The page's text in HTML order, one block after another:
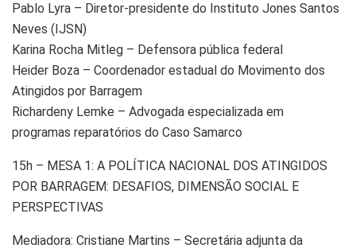
Pablo Lyra – Diretor-presidente do Instituto Jones Santos
Neves (IJSN)
Karina Rocha Mitleg – Defensora pública federal
Heider Boza – Coordenador estadual do Movimento dos
Atingidos por Barragem
Richardeny Lemke – Advogada especializada em
programas reparatórios do Caso Samarco
15h – MESA 1: A POLÍTICA NACIONAL DOS ATINGIDOS
POR BARRAGEM: DESAFIOS, DIMENSÃO SOCIAL E
PERSPECTIVAS
Mediadora: Cristiane Martins – Secretária adjunta da